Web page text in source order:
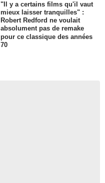
"Il y a certains films qu'il vaut
mieux laisser tranquilles" :
Robert Redford ne voulait
absolument pas de remake
pour ce classique des années
70